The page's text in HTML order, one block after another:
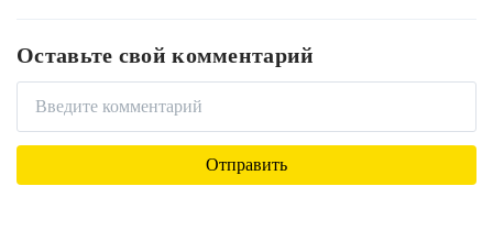
Оставьте свой комментарий